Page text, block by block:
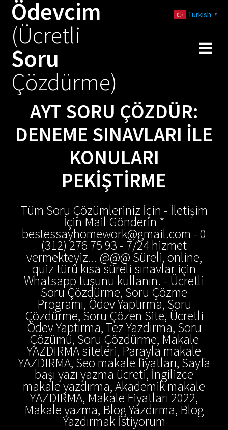
Ödevcim
(Ücretli
Soru
Çözdürme)
AYT SORU ÇÖZDÜR:
DENEME SINAVLARI ILE
KONULARI
PEKIŞTIRME
Tüm Soru Çözümleriniz İçin - İletişim
İçin Mail Gönderin *
bestessayhomework@gmail.com - 0
(312) 276 75 93 - 7/24 hizmet
vermekteyiz... @@@ Süreli, online,
quiz türü kısa süreli sınavlar için
Whatsapp tuşunu kullanın. - Ücretli
Soru Çözdürme, Soru Çözme
Programı, Ödev Yaptırma, Soru
Çözdürme, Soru Çözen Site, Ücretli
Ödev Yaptırma, Tez Yazdırma, Soru
Çözümü, Soru Çözdürme, Makale
YAZDIRMA siteleri, Parayla makale
YAZDIRMA, Seo makale fiyatları, Sayfa
başı yazı yazma ücreti, İngilizce
makale yazdırma, Akademik makale
YAZDIRMA, Makale Fiyatları 2022,
Makale yazma, Blog Yazdırma, Blog
Yazdırmak İstiyorum
Turkish ▼